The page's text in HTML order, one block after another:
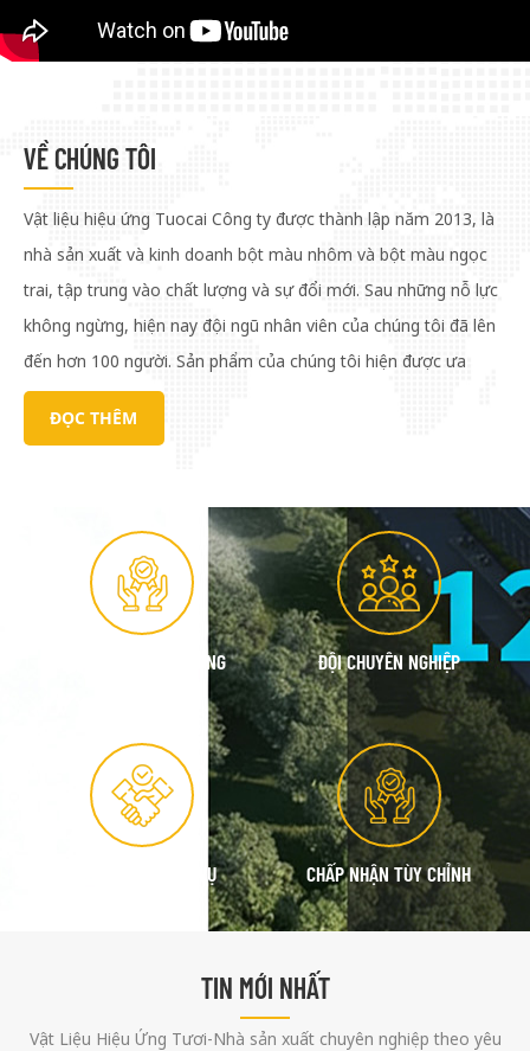
VỀ CHÚNG TÔI
Vật liệu hiệu ứng Tuocai Công ty được thành lập năm 2013, là
nhà sản xuất và kinh doanh bột màu nhôm và bột màu ngọc
trai, tập trung vào chất lượng và sự đổi mới. Sau những nỗ lực
không ngừng, hiện nay đội ngũ nhân viên của chúng tôi đã lên
đến hơn 100 người. Sản phẩm của chúng tôi hiện được ưa
chuộng trên thị trường trong và ngoài nước. Để phục vụ thị
trường thuận tiện hơn, chúng tôi đã thiết lập bốn trung tâm
Quảng Đông), thành phố Lâm Di (tỉnh Sơn Đông) và thành
phố Trùng Khánh. Các sản phẩm bột màu nhôm được sử dụng
rộng rãi trong sơn phủ, mực in, nhựa, cao su, sơn vải, da, mỹ
phẩm, vật liệu đóng gói, vật liệu trang trí, v.v. Chúng tôi cũng
đáp ứng các nhu cầu/yêu cầu đặc biệt. Sự hài lòng của mỗi
khách hàng là mục tiêu của chúng tôi. Chúng tôi luôn theo đuổi
sự phát triển cùng có lợi với khách hàng.
ĐỌC THÊM
KIỂM SOÁT CHẤT LƯỢNG ĐỘI CHUYÊN NGHIỆP
ĐỊNH HƯỚNG DỊCH VỤ CHẤP NHẬN TÙY CHỈNH
TIN MỚI NHẤT
Vật Liệu Hiệu Ứng Tươi-Nhà sản xuất chuyên nghiệp theo yêu